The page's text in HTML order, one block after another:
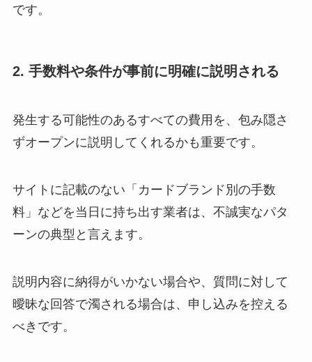
です。
2. 手数料や条件が事前に明確に説明される
発生する可能性のあるすべての費用を、包み隠さ
ずオープンに説明してくれるかも重要です。
サイトに記載のない「カードブランド別の手数
料」などを当日に持ち出す業者は、不誠実なパタ
ーンの典型と言えます。
説明内容に納得がいかない場合や、質問に対して
曖昧な回答で濁される場合は、申し込みを控える
べきです。